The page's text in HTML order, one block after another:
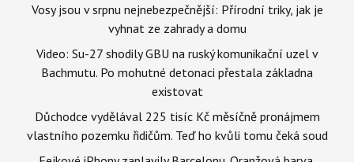
Vosy jsou v srpnu nejnebezpečnější: Přírodní triky, jak je
vyhnat ze zahrady a domu
Video: Su-27 shodily GBU na ruský komunikační uzel v
Bachmutu. Po mohutné detonaci přestala základna
existovat
Důchodce vydělával 225 tisíc Kč měsíčně pronájmem
vlastního pozemku řidičům. Teď ho kvůli tomu čeká soud